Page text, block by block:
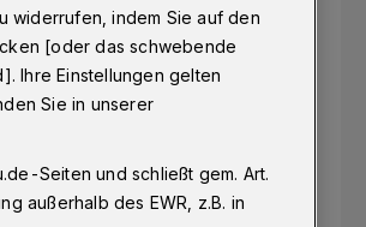
Bis
genutzt
widerrufen, indem Sie auf den
[oder das schwebende
Ihre Einstellungen gelten
Sie in unserer
Seiten und schließt gem. Art.
außerhalb des EWR, z.B. in